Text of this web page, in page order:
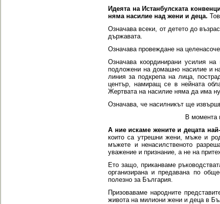
Идеята на Истанбулската
няма насилие над жени и деца.
Означава всеки, от детето до
държавата.
Означава провеждане на
Означава координирани усилия
подложени на домашно насилие и
линия за подкрепа на лица,
център, намиращ се в нейната
Жертвата на насилие няма да има
Означава, че насилникът ще
В момента
А ние искаме жените и децата
които са утрешни жени, мъже и
мъжете и ненасилственото
уважение и признание, а не на
Ето защо,приканваме
организирана и предавана по
полезно за България.
Призоваваме народните
живота на милиони жени и деца в